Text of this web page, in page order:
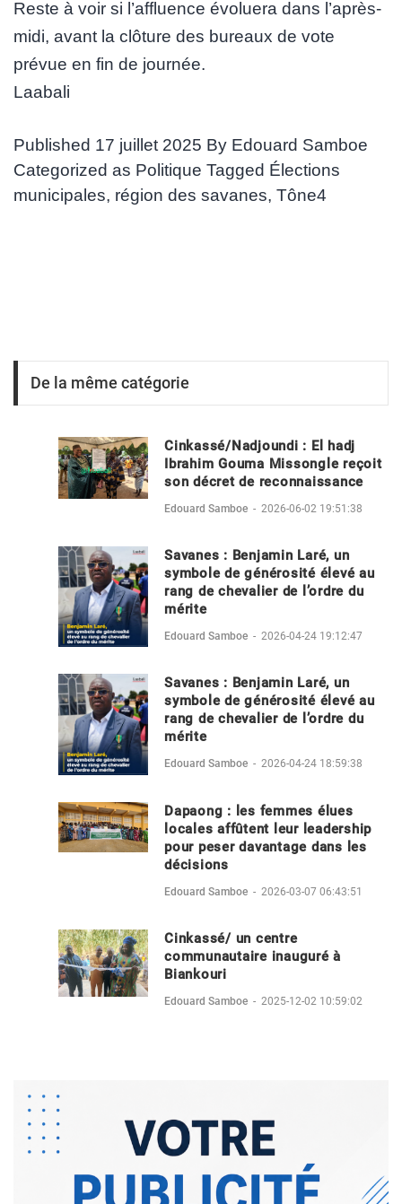
Reste à voir si l’affluence évoluera dans l’après-
midi, avant la clôture des bureaux de vote
prévue en fin de journée.
Laabali
Published 17 juillet 2025 By Edouard Samboe
Categorized as Politique Tagged Élections
municipales, région des savanes, Tône4
De la même catégorie
Cinkassé/Nadjoundi : El hadj
Ibrahim Gouma Missongle reçoit
son décret de reconnaissance
Edouard Samboe - 2026-06-02 19:51:38
Savanes : Benjamin Laré, un
symbole de générosité élevé au
rang de chevalier de l’ordre du
mérite
Edouard Samboe - 2026-04-24 19:12:47
Savanes : Benjamin Laré, un
symbole de générosité élevé au
rang de chevalier de l’ordre du
mérite
Edouard Samboe - 2026-04-24 18:59:38
Dapaong : les femmes élues
locales affûtent leur leadership
pour peser davantage dans les
décisions
Edouard Samboe - 2026-03-07 06:43:51
Cinkassé/ un centre
communautaire inauguré à
Biankouri
Edouard Samboe - 2025-12-02 10:59:02